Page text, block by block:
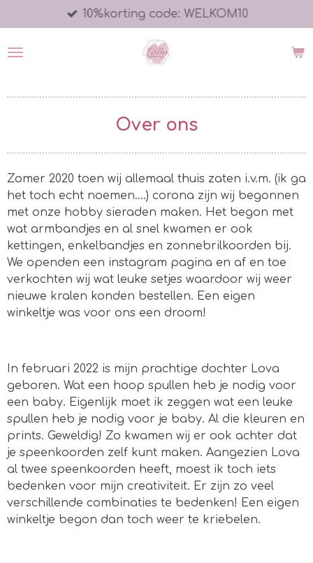
direct
naar
10%korting code: WELKOM10
Over ons
Zomer 2020 toen wij allemaal thuis zaten i.v.m. (ik ga
het toch echt noemen....) corona zijn wij begonnen
met onze hobby sieraden maken. Het begon met
wat armbandjes en al snel kwamen er ook
kettingen, enkelbandjes en zonnebrilkoorden bij.
We openden een instagram pagina en af en toe
verkochten wij wat leuke setjes waardoor wij weer
nieuwe kralen konden bestellen. Een eigen
winkeltje was voor ons een droom!
In februari 2022 is mijn prachtige dochter Lova
geboren. Wat een hoop spullen heb je nodig voor
een baby. Eigenlijk moet ik zeggen wat een leuke
spullen heb je nodig voor je baby. Al die kleuren en
prints. Geweldig! Zo kwamen wij er ook achter dat
je speenkoorden zelf kunt maken. Aangezien Lova
al twee speenkoorden heeft, moest ik toch iets
bedenken voor mijn creativiteit. Er zijn zo veel
verschillende combinaties te bedenken! Een eigen
winkeltje begon dan toch weer te kriebelen.